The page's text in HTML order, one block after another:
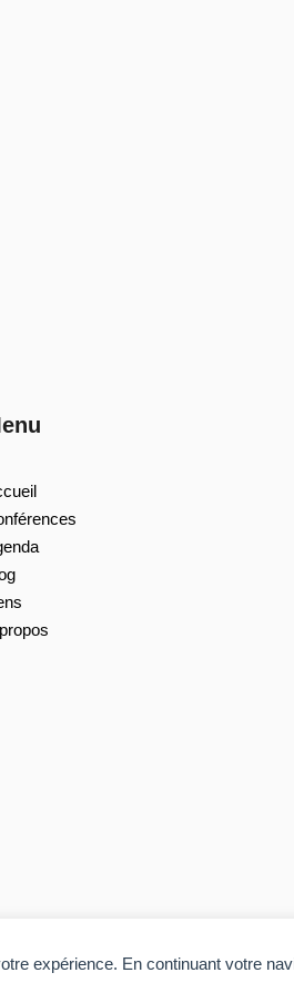
expérience. En continuant votre
réservés. Réalisé parAcolyte.